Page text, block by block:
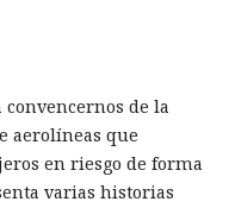
de la
aerolíneas que
en riesgo de forma
varias historias